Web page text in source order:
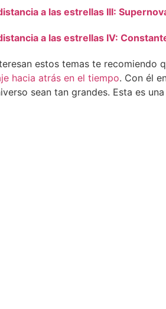
a las estrellas III:
a las estrellas IV:
estos temas te recomiendo
hacia atrás en el tiempo. Con él
sean tan grandes. Esta es